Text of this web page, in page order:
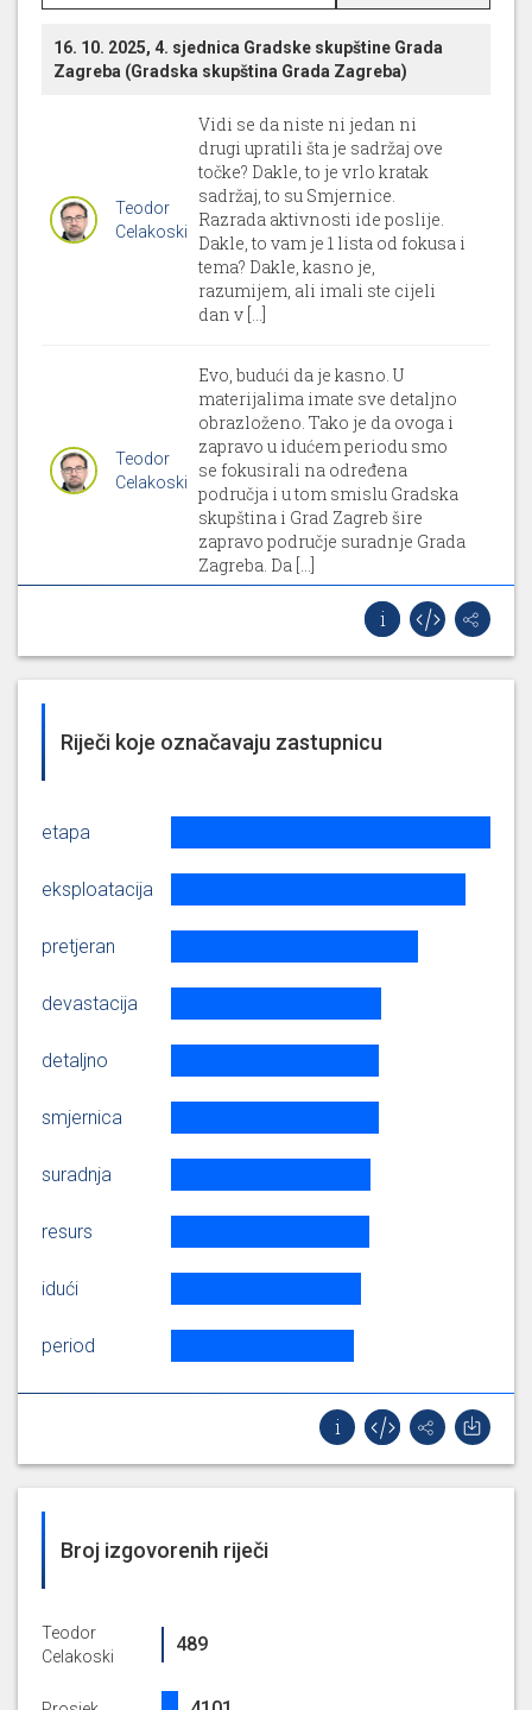
16. 10. 2025, 4. sjednica Gradske skupštine Grada
Zagreba (Gradska skupština Grada Zagreba)
Teodor
Celakoski
Vidi se da niste ni jedan ni
drugi upratili šta je sadržaj ove
točke? Dakle, to je vrlo kratak
sadržaj, to su Smjernice.
Razrada aktivnosti ide poslije.
Dakle, to vam je 1 lista od fokusa i
tema? Dakle, kasno je,
razumijem, ali imali ste cijeli
dan v [...]
Teodor
Celakoski
Evo, budući da je kasno. U
materijalima imate sve detaljno
obrazloženo. Tako je da ovoga i
zapravo u idućem periodu smo
se fokusirali na određena
područja i u tom smislu Gradska
skupština i Grad Zagreb šire
zapravo područje suradnje Grada
Zagreba. Da [...]
11. 9. 2025, 3. sjednica Gradske skupštine Grada
Zagreba (Gradska skupština Grada Zagreba)
Celakoski
za mene na neki način je
završetak jedne duge etape. Tu
protiv pretjerane eksploatacije
javnog prostora ne samo u
Riječi koje označavaju zastupnicu
etapa
eksploatacija
pretjeran
devastacija
detaljno
smjernica
suradnja
resurs
idući
period
Broj izgovorenih riječi
Teodor
Celakoski
489%
489
4100.723404255319%